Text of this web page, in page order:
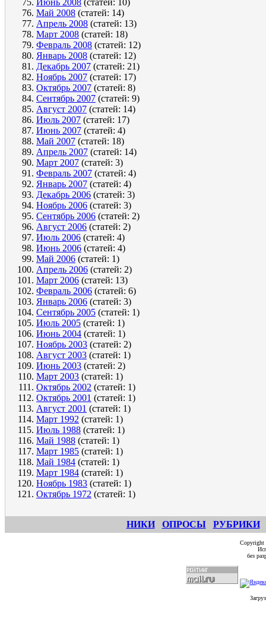
Июнь 2008 (статей: 10)
Май 2008 (статей: 14)
Апрель 2008 (статей: 13)
Март 2008 (статей: 18)
Февраль 2008 (статей: 12)
Январь 2008 (статей: 12)
Декабрь 2007 (статей: 21)
Ноябрь 2007 (статей: 17)
Октябрь 2007 (статей: 8)
Сентябрь 2007 (статей: 9)
Август 2007 (статей: 14)
Июль 2007 (статей: 17)
Июнь 2007 (статей: 4)
Май 2007 (статей: 18)
Апрель 2007 (статей: 14)
Март 2007 (статей: 3)
Февраль 2007 (статей: 4)
Январь 2007 (статей: 4)
Декабрь 2006 (статей: 3)
Ноябрь 2006 (статей: 3)
Сентябрь 2006 (статей: 2)
Август 2006 (статей: 2)
Июль 2006 (статей: 4)
Июнь 2006 (статей: 4)
Май 2006 (статей: 1)
Апрель 2006 (статей: 2)
Март 2006 (статей: 13)
Февраль 2006 (статей: 6)
Январь 2006 (статей: 3)
Сентябрь 2005 (статей: 1)
Июль 2005 (статей: 1)
Июнь 2004 (статей: 1)
Ноябрь 2003 (статей: 2)
Август 2003 (статей: 1)
Июнь 2003 (статей: 2)
Март 2003 (статей: 1)
Октябрь 2002 (статей: 1)
Октябрь 2001 (статей: 1)
Август 2001 (статей: 1)
Март 1992 (статей: 1)
Июль 1988 (статей: 1)
Май 1988 (статей: 1)
Март 1985 (статей: 1)
Май 1984 (статей: 1)
Март 1984 (статей: 1)
Ноябрь 1983 (статей: 1)
Октябрь 1972 (статей: 1)
НИКИ ОПРОСЫ РУБРИКИ
без